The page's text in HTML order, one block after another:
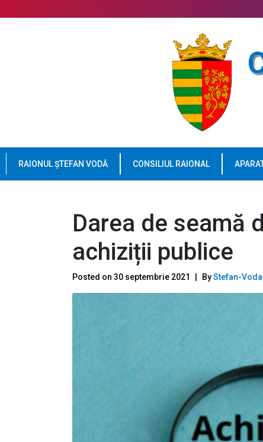
RAIONUL ȘTEFAN VODĂ CONSILIUL RAIONAL
Darea de seamă
achiziții publice
Posted on 30 septembrie 2021 ByStefan-Voda